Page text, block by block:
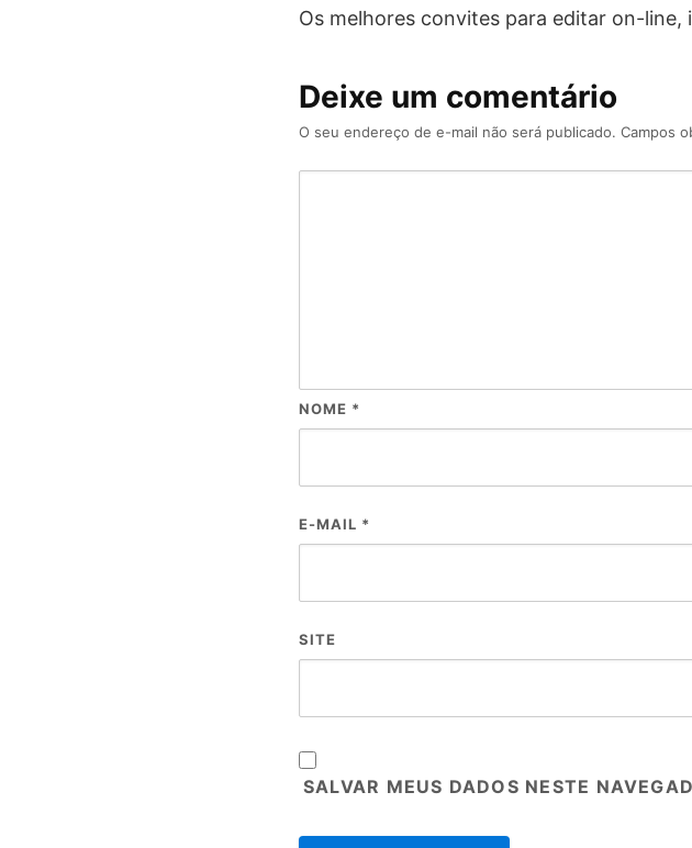
Os melhores convites para editar on-
Deixe um comentário
O seu endereço de e-mail não será publicado. Campos
NOME *
E-MAIL *
SITE
SALVAR MEUS DADOS NESTE